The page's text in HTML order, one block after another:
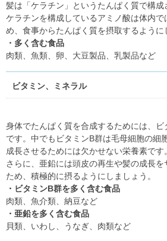
髪は「ケラチン」というたんぱく質で構成
ケラチンを構成しているアミノ酸は体内で
め、食事からたんぱく質を摂取するように
・多く含む食品
肉類、魚類、卵、大豆製品、乳製品など
ビタミン、ミネラル
身体でたんぱく質を合成するためには、
です。中でもビタミンB群は毛母細胞の細
成長させるためには欠かせない栄養素です。
さらに、亜鉛には頭皮の再生や髪の成長
ため、積極的に摂るようにしましょう。
・ビタミンB群を多く含む食品
肉類、魚介類、納豆など
・亜鉛を多く含む食品
貝類、いわし、うなぎ、肉類など